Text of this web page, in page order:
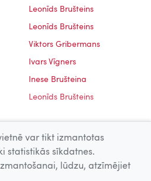
Leonīds Brušteins
Leonīds Brušteins
Viktors Gribermans
Ivars Vīgners
Inese Brušteina
Leonīds Brušteins
Uz augšu
var tikt izmantotas
statistikās sīkdatnes.
lūdzu, atzīmējiet